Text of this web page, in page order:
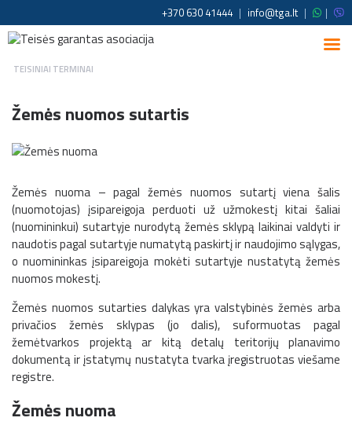
+370 630 41444 | info@tga.lt | |
TEISINIAI TERMINAI
Žemės nuomos sutartis
Žemės nuoma – pagal žemės nuomos sutartį viena šalis
(nuomotojas) įsipareigoja perduoti už užmokestį kitai šaliai
(nuomininkui) sutartyje nurodytą žemės sklypą laikinai valdyti ir
naudotis pagal sutartyje numatytą paskirtį ir naudojimo sąlygas,
o nuomininkas įsipareigoja mokėti sutartyje nustatytą žemės
nuomos mokestį.
Žemės nuomos sutarties dalykas yra valstybinės žemės arba
privačios žemės sklypas (jo dalis), suformuotas pagal
žemėtvarkos projektą ar kitą detalų teritorijų planavimo
dokumentą ir įstatymų nustatyta tvarka įregistruotas viešame
registre.
Žemės nuoma